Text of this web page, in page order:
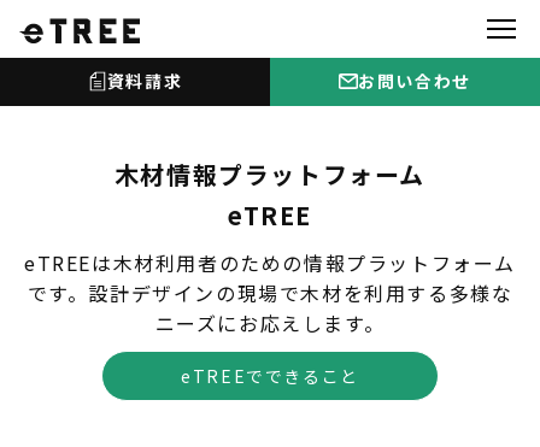
資料請求 お問い合わせ
木材情報プラットフォーム
eTREE
eTREEは木材利用者のための情報プラットフォーム
です。設計デザインの現場で木材を利用する多様な
ニーズにお応えします。
eTREEでできること